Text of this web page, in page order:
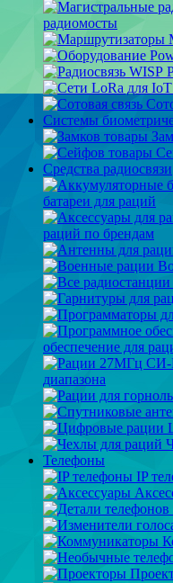
радиомосты
Системы
Средства радиосвязи
батареи для раций
раций по брендам
обеспечение для
диапазона
Телефоны
IP